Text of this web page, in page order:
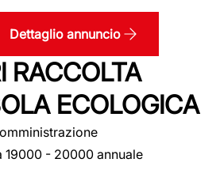
Dettaglio annuncio
RACCOLTA
ECOLOGICA
19000 - 20000 annuale